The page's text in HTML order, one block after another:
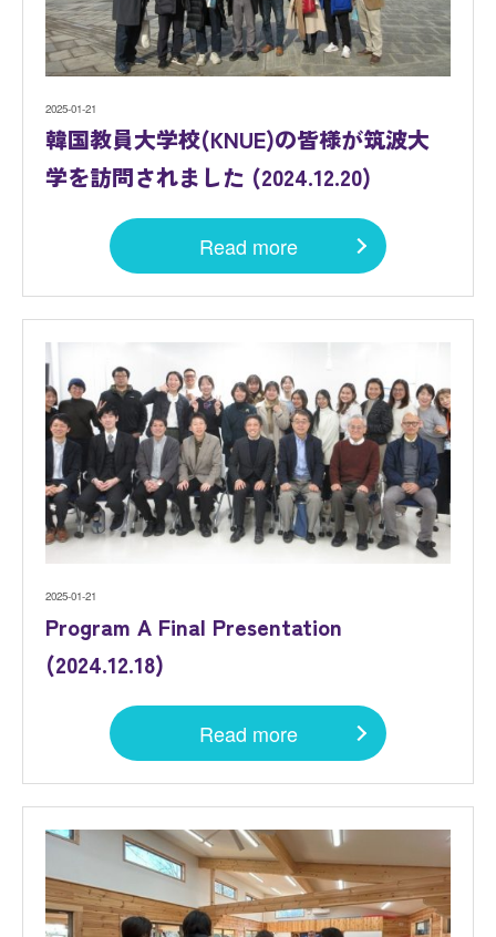
2025-01-21
韓国教員大学校(KNUE)の皆様が筑波大
学を訪問されました (2024.12.20)
Read more
2025-01-21
Program A Final Presentation
(2024.12.18)
Read more